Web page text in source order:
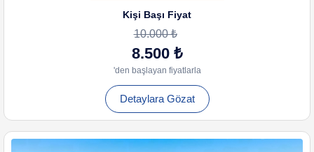
Kişi Başı Fiyat
10.000 ₺
8.500 ₺
'den başlayan fiyatlarla
Detaylara Gözat